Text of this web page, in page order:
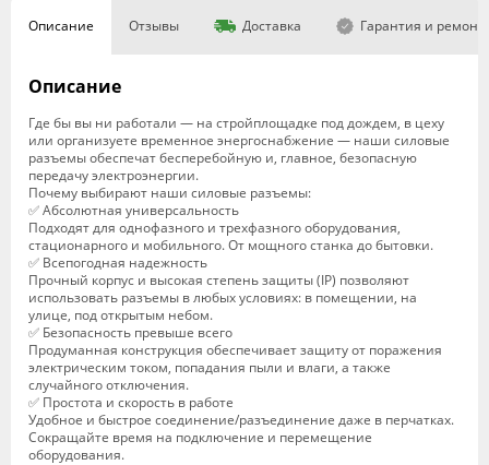
Описание Отзывы Доставка Гарантия и ремонт
Описание
Где бы вы ни работали — на стройплощадке под дождем, в цеху
или организуете временное энергоснабжение — наши силовые
разъемы обеспечат бесперебойную и, главное, безопасную
передачу электроэнергии.
Почему выбирают наши силовые разъемы:
✅ Абсолютная универсальность
Подходят для однофазного и трехфазного оборудования,
стационарного и мобильного. От мощного станка до бытовки.
✅ Всепогодная надежность
Прочный корпус и высокая степень защиты (IP) позволяют
использовать разъемы в любых условиях: в помещении, на
улице, под открытым небом.
✅ Безопасность превыше всего
Продуманная конструкция обеспечивает защиту от поражения
электрическим током, попадания пыли и влаги, а также
случайного отключения.
✅ Простота и скорость в работе
Удобное и быстрое соединение/разъединение даже в перчатках.
Сокращайте время на подключение и перемещение
оборудования.